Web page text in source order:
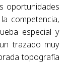
oportunidades
competencia,
especial y
trazado muy
topografía